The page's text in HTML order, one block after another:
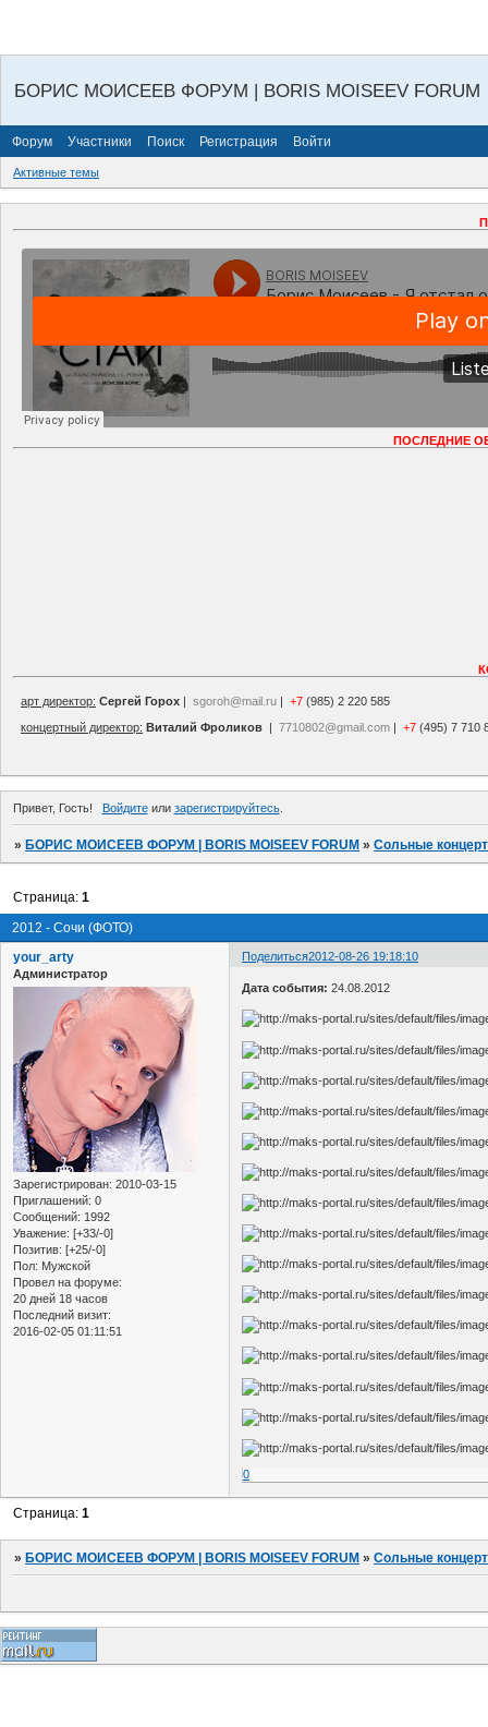
БОРИС МОИСЕЕВ ФОРУМ | BORIS MOISEEV FORUM
Форум Участники Поиск Регистрация Войти
Активные темы
ПОСЛЕДНИЕ
арт директор: Сергей Горох | sgoroh@mail.ru | +7 (985) 2 220 585
концертный директор: Виталий Фроликов | 7710802@gmail.com | +7 (495) 7 710
Привет, Гость! Войдитеили зарегистрируйтесь.
»БОРИС МОИСЕЕВ ФОРУМ | BORIS MOISEEV FORUM »Сольные
2012 - Сочи (ФОТО)
Страница:1
Поделиться2012-08-26 19:18:10
your_arty
Администратор
Зарегистрирован: 2010-03-15
Приглашений: 0
Сообщений: 1992
Уважение: [+33/-0]
Позитив: [+25/-0]
Пол: Мужской
Провел на форуме:
20 дней 18 часов
Последний визит:
2016-02-05 01:11:51
Дата события: 24.08.2012
0
Страница:1
» БОРИС МОИСЕЕВ ФОРУМ | BORIS MOISEEV FORUM »Сольные